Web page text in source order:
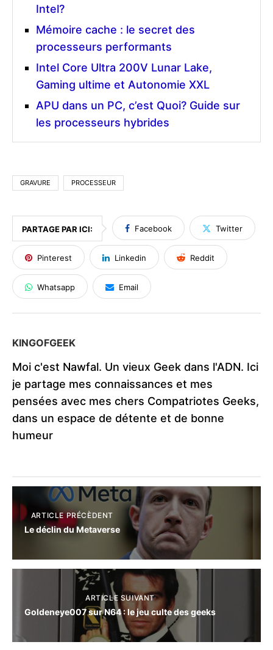
Intel?
Mémoire cache : le secret des
processeurs performants
Intel Core Ultra 200V Lunar Lake,
Gaming ultime et Autonomie XXL
APU dans un PC, c’est Quoi? Guide sur
les processeurs hybrides
GRAVURE PROCESSEUR
PARTAGE PAR ICI: Facebook Twitter
Pinterest Linkedin Reddit
Whatsapp Email
KINGOFGEEK
Moi c'est Nawfal. Un vieux Geek dans l'ADN. Ici
je partage mes connaissances et mes
pensées avec mes chers Compatriotes Geeks,
dans un espace de détente et de bonne
humeur
ARTICLE PRÉCÈDENT
Le déclin du Metaverse
ARTICLE SUIVANT
Goldeneye007 sur N64 : le jeu culte des geeks